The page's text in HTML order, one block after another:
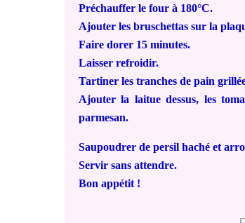
Préchauffer le four à 180°C.
Ajouter les bruschettas sur la
Faire dorer 15 minutes.
Laisser refroidir.
Tartiner les tranches de pain
Ajouter la laitue dessus, les
parmesan.
Saupoudrer de persil haché et
Servir sans attendre.
Bon appétit !